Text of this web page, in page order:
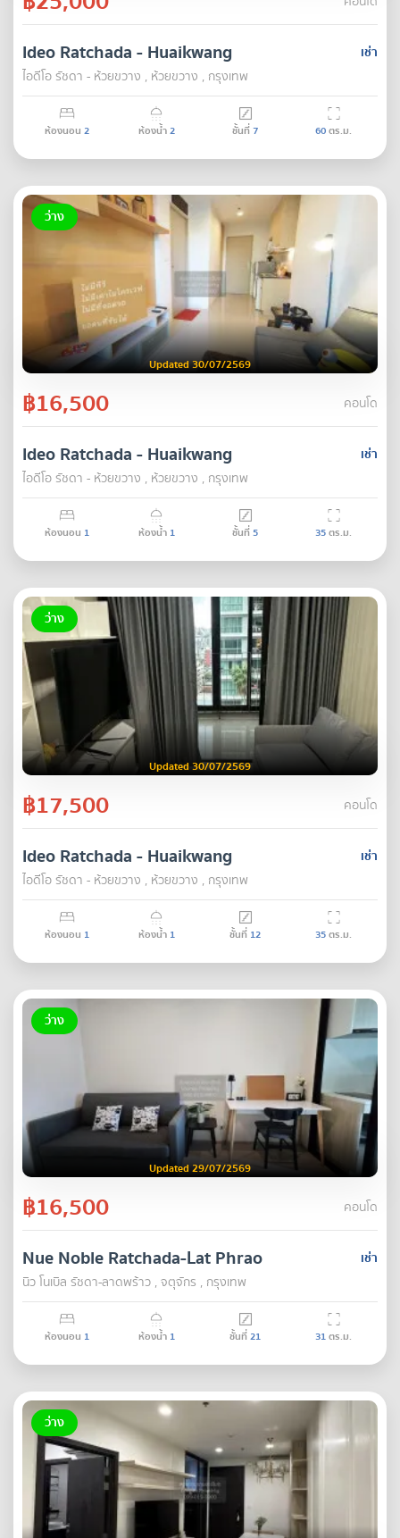
เช่า
Ideo Ratchada - Huaikwang
ไอดีโอ รัชดา - ห้วยขวาง , ห้วยขวาง , กรุงเทพ
ห้องนอน 2 ห้องน้ำ2 ชั้นที่7 60ตร.ม.
ว่าง
Updated 30/07/2569
฿16,500 คอนโด
เช่า
Ideo Ratchada - Huaikwang
ไอดีโอ รัชดา - ห้วยขวาง , ห้วยขวาง , กรุงเทพ
ห้องนอน 1 ห้องน้ำ 1 ชั้นที่5 35ตร.ม.
ว่าง
Updated 30/07/2569
฿17,500 คอนโด
เช่า
Ideo Ratchada - Huaikwang
ไอดีโอ รัชดา - ห้วยขวาง , ห้วยขวาง , กรุงเทพ
ห้องนอน 1 ห้องน้ำ 1 ชั้นที่ 12 35ตร.ม.
ว่าง
Updated 29/07/2569
฿16,500 คอนโด
เช่า
Nue Noble Ratchada-Lat Phrao
นิว โนเบิล รัชดา-ลาดพร้าว , จตุจักร , กรุงเทพ
ห้องนอน 1 ห้องน้ำ 1 ชั้นที่21 31ตร.ม.
ว่าง